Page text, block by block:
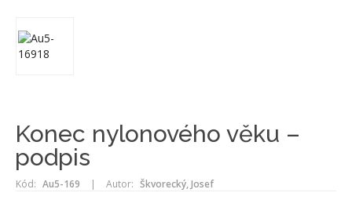
Konec nylonového věku –
podpis
Kód: Au5-169 | Autor: Škvorecký, Josef